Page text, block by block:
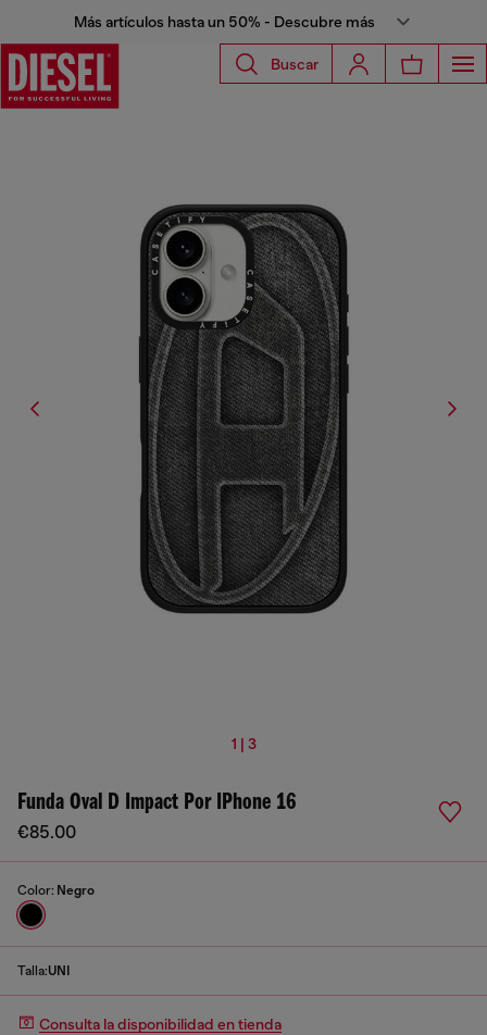
Más artículos hasta un 50% - Descubre más
Buscar
1 | 3
Funda Oval D Impact Por IPhone 16
€85.00
Color: Negro
Talla:UNI
Consulta la disponibilidad en tienda